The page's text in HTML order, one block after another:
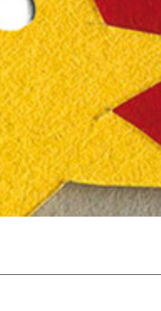
un
pour lui de payer le
proposons d’estimer
de l’équipe de